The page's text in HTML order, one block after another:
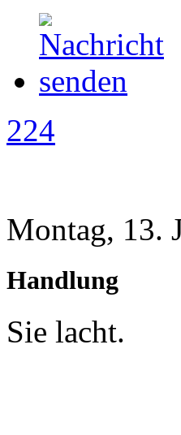
224
Montag, 13.
Handlung
Sie lacht.